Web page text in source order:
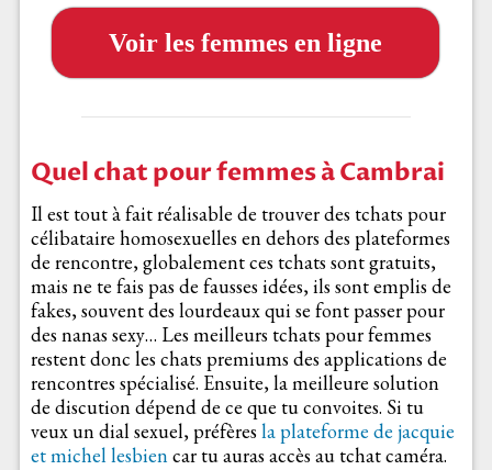
Voir les femmes en ligne
Quel chat pour femmes à Cambrai
Il est tout à fait réalisable de trouver des tchats pour
célibataire homosexuelles en dehors des plateformes
de rencontre, globalement ces tchats sont gratuits,
mais ne te fais pas de fausses idées, ils sont emplis de
fakes, souvent des lourdeaux qui se font passer pour
des nanas sexy… Les meilleurs tchats pour femmes
restent donc les chats premiums des applications de
rencontres spécialisé. Ensuite, la meilleure solution
de discution dépend de ce que tu convoites. Si tu
veux un dial sexuel, préfères la plateforme de jacquie
et michel lesbiencar tu auras accès au tchat caméra.